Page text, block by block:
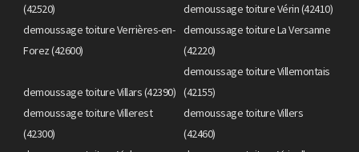
(42520)
demoussage toiture Vérin (42410)
demoussage toiture Verrières-en-
Forez (42600)
demoussage toiture La Versanne
(42220)
demoussage toiture Villars (42390)
demoussage toiture Villemontais
(42155)
demoussage toiture Villerest
(42300)
demoussage toiture Villers
(42460)